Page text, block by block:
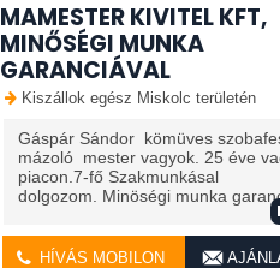
MAMESTER KIVITEL KFT,
MINŐSÉGI MUNKA
GARANCIÁVAL
Kiszállok egész Miskolc területén
Gáspár Sándor kömüves
mázoló mester vagyok. 25 éve
piacon.7-fő Szakmunkásal
dolgozom. Minöségi munka
HÍVÁS MOBILON